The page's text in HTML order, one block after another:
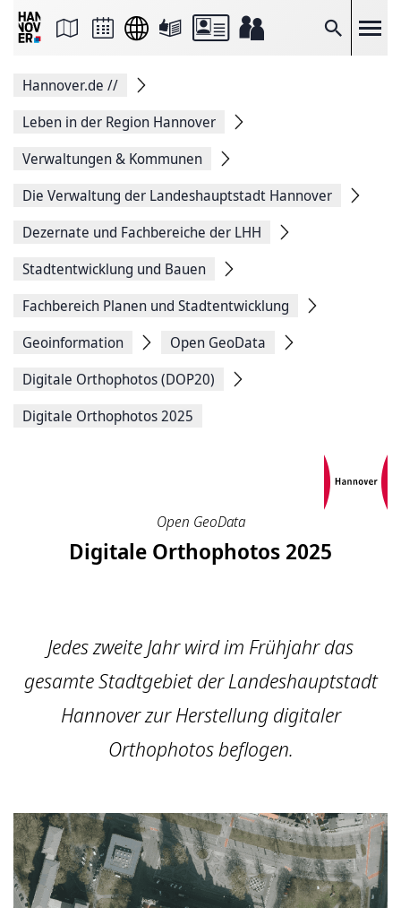
Suche
Seite
Facebook
teilen
Seitenlink
Seite
Hannover.de //
Leben in der Region Hannover
Verwaltungen & Kommunen
Die Verwaltung der Landeshauptstadt Hannover
Dezernate und Fachbereiche der LHH
Stadtentwicklung und Bauen
Fachbereich Planen und Stadtentwicklung
Geoinformation
Open GeoData
Digitale Orthophotos (DOP20)
Digitale Orthophotos 2025
Open GeoData
Digitale Orthophotos 2025
Jedes zweite Jahr wird im Frühjahr das
gesamte Stadtgebiet der Landeshauptstadt
Hannover zur Herstellung digitaler
Orthophotos beflogen.